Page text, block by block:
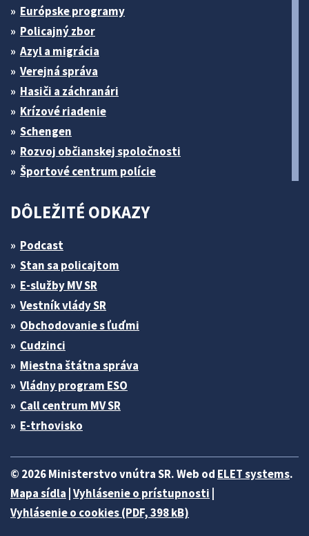
Európske programy
Policajný zbor
Azyl a migrácia
Verejná správa
Hasiči a záchranári
Krízové riadenie
Schengen
Rozvoj občianskej spoločnosti
Športové centrum polície
DÔLEŽITÉ ODKAZY
Podcast
Stan sa policajtom
E-služby MV SR
Vestník vlády SR
Obchodovanie s ľuďmi
Cudzinci
Miestna štátna správa
Vládny program ESO
Call centrum MV SR
E-trhovisko
© 2026 Ministerstvo vnútra SR. Web od ELET systems.
Mapa sídla Vyhlásenie o prístupnosti
Vyhlásenie o cookies (PDF, 398 kB)